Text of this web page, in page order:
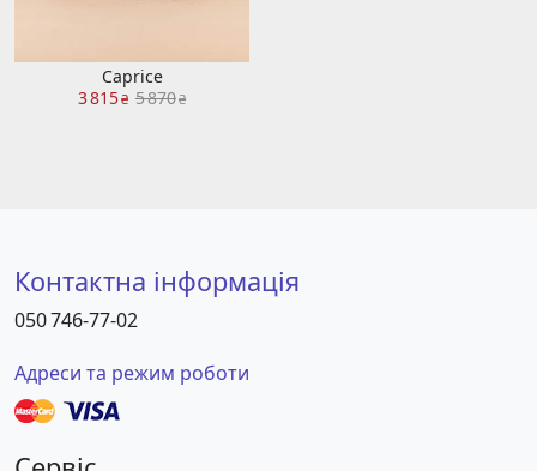
Caprice
3 815₴ 5 870₴
Контактна інформація
050 746-77-02
Адреси та режим роботи